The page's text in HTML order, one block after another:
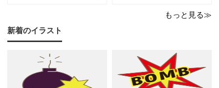
フが紙面いっぱいに踊
る、グリーン調の軽やか
アノやリトミック、コー
ラスなどの各種レッスン
はもちろん、野外ライ
請求書のテンプレートで
れた、あたたかくシック
な雰囲気でピアノやリト
ミック、管弦楽器など
もっと見る≫
新着のイラスト